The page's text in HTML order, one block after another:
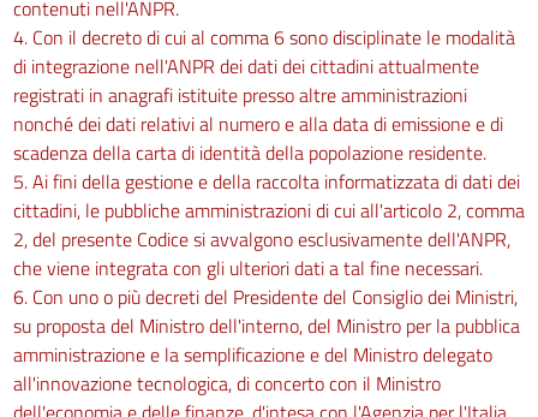
contenuti nell'ANPR.
4. Con il decreto di cui al comma 6 sono disciplinate le modalità
di integrazione nell'ANPR dei dati dei cittadini attualmente
registrati in anagrafi istituite presso altre amministrazioni
nonché dei dati relativi al numero e alla data di emissione e di
scadenza della carta di identità della popolazione residente.
5. Ai fini della gestione e della raccolta informatizzata di dati dei
cittadini, le pubbliche amministrazioni di cui all'articolo 2, comma
2, del presente Codice si avvalgono esclusivamente dell'ANPR,
che viene integrata con gli ulteriori dati a tal fine necessari.
6. Con uno o più decreti del Presidente del Consiglio dei Ministri,
su proposta del Ministro dell'interno, del Ministro per la pubblica
amministrazione e la semplificazione e del Ministro delegato
all'innovazione tecnologica, di concerto con il Ministro